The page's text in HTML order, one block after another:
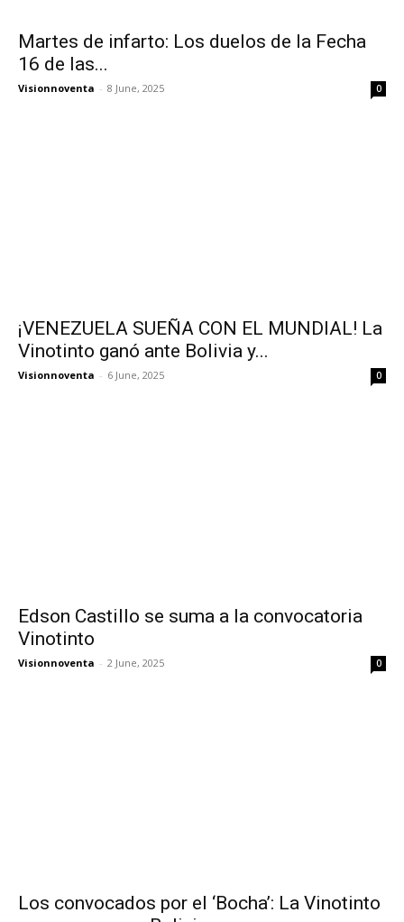
Martes de infarto: Los duelos de la Fecha
16 de las...
Visionnoventa - 8 June, 2025 0
¡VENEZUELA SUEÑA CON EL MUNDIAL! La
Vinotinto ganó ante Bolivia y...
Visionnoventa - 6 June, 2025 0
Edson Castillo se suma a la convocatoria
Vinotinto
Visionnoventa - 2 June, 2025 0
Los convocados por el ‘Bocha’: La Vinotinto